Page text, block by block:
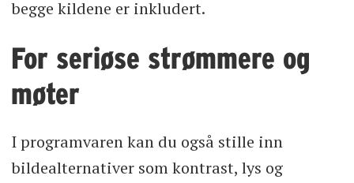
begge kildene er inkludert.
For seriøse strømmere og
møter
I programvaren kan du også stille inn
bildealternativer som kontrast, lys og